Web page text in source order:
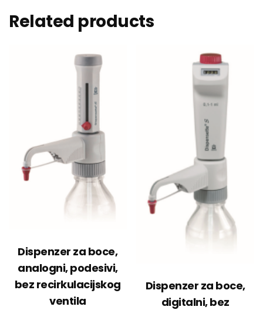
Related products
Dispenzer za boce,
analogni, podesivi,
bez recirkulacijskog
ventila
Dispenzer za boce,
digitalni, bez